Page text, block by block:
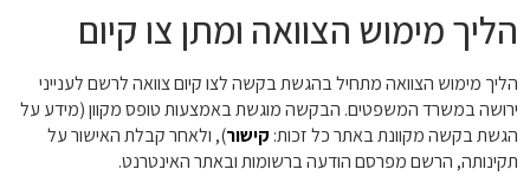
הליך מימוש הצוואה ומתן צו קיום
הליך מימוש הצוואה מתחיל בהגשת בקשה לצו קיום צוואה לרשם לענייני
ירושה במשרד המשפטים. הבקשה מוגשת באמצעות טופס מקוון (מידע על
הגשת בקשה מקוונת באתר כל זכות: קישור), ולאחר קבלת האישור על
תקינותה, הרשם מפרסם הודעה ברשומות ובאתר האינטרנט.